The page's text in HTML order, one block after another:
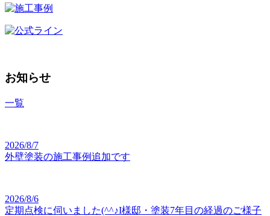
お知らせ
一覧
2026/8/7
外壁塗装の施工事例追加です
2026/8/6
定期点検に伺いました(^^♪I様邸・塗装7年目の経過のご様子